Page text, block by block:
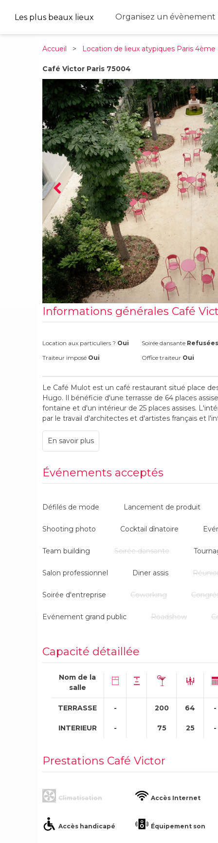
Les plus beaux lieux Organisez un évènement
Accueil > Location de lieux atypiques Paris 4ème
Café Victor Paris 75004
Informations générales Café
Location aux particuliers ? Oui Soirée dansante Refusées
Traiteur imposé Oui Office traiteur Oui
Le Café Mulot est un café restaurant situé place
Hugo. Il bénéficie d'une terrasse de 64 places
fontaine et d'un intérieur de 25 places assises.
par le travail d'architectes et d'artistes français et
produite par une maison familiale de Limoges.
L'établissement, idéalement situé au coeur de
des évènements aussi bien pour particuliers que
création d'un évènement sur-mesure en fonction
et le bon déroulement de la privatisation.
Événements acceptés
Défilés de mode Lancement de produit
Shooting photo Cocktail dînatoire
Team building Soirée dansante
Salon professionnel Diner assis
Soirée d'entreprise Coworking
Evénement grand public Roadshow
Capacité détaillée
Nom de la
salle
TERRASSE - 200 64 -
INTERIEUR - 75 25 -
Prestations Café Victor
Climatisation Accès Internet
Accès handicapé Équipement son